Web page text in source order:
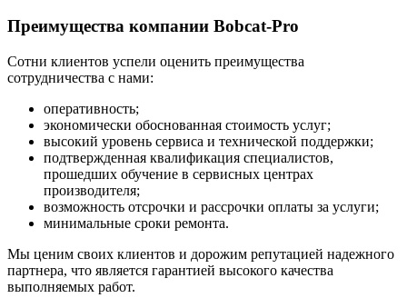
Преимущества компании Bobcat-Pro
Сотни клиентов успели оценить преимущества
сотрудничества с нами:
оперативность;
экономически обоснованная стоимость услуг;
высокий уровень сервиса и технической поддержки;
подтвержденная квалификация специалистов,
прошедших обучение в сервисных центрах
производителя;
возможность отсрочки и рассрочки оплаты за услуги;
минимальные сроки ремонта.
Мы ценим своих клиентов и дорожим репутацией надежного
партнера, что является гарантией высокого качества
выполняемых работ.